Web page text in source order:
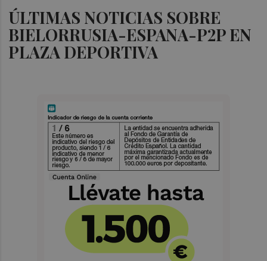
ÚLTIMAS NOTICIAS SOBRE
BIELORRUSIA-ESPANA-P2P EN
PLAZA DEPORTIVA